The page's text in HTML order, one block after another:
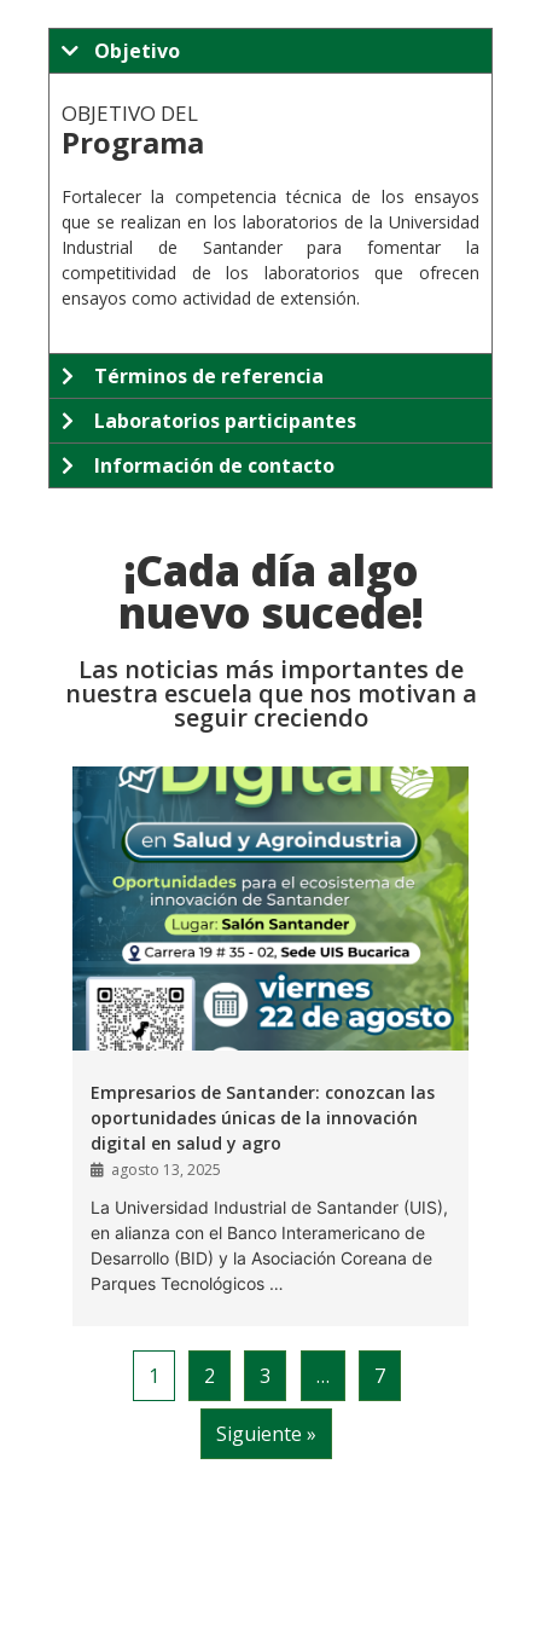
Objetivo
OBJETIVO DEL
Programa
Fortalecer la competencia técnica de los ensayos
que se realizan en los laboratorios de la Universidad
Industrial de Santander para fomentar la
competitividad de los laboratorios que ofrecen
ensayos como actividad de extensión.
Términos de referencia
Laboratorios participantes
Información de contacto
¡Cada día algo
nuevo sucede!
Las noticias más importantes de
nuestra escuela que nos motivan a
seguir creciendo